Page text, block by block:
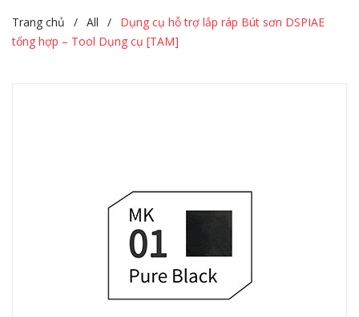
Trang chủ / All /
Dụng cụ hỗ trợ lắp ráp Bút sơn DSPIAE
tổng hợp – Tool Dụng cụ [TAM]